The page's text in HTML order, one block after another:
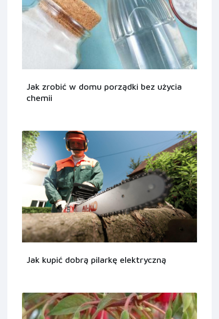
Jak zrobić w domu porządki bez użycia
chemii
Jak kupić dobrą pilarkę elektryczną